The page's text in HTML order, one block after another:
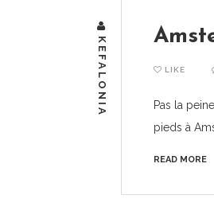
KEFALONIA LIKE
Pas la
pieds à
READ MORE